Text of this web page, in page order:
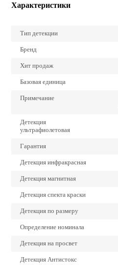
Характеристики
Тип детекции
Бренд
Хит продаж
Базовая единица
Примечание
Детекция
ультрафиолетовая
Гарантия
Детекция инфракрасная
Детекция магнитная
Детекция спекта краски
Детекция по размеру
Определение номинала
Детекция на просвет
Детекция Антистокс